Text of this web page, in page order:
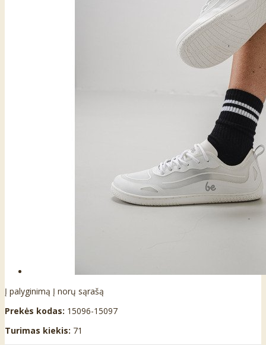
Į palyginimą Į norų sąrašą
Prekės kodas: 15096-15097
Turimas kiekis: 71